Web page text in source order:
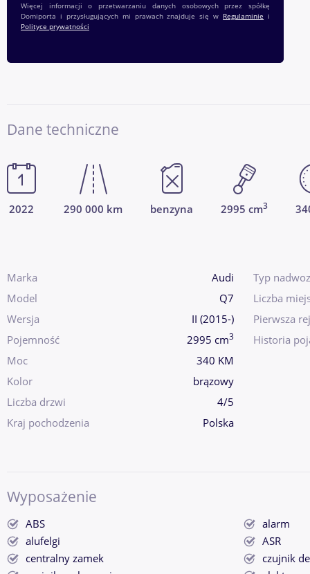
Więcej informacji o przetwarzaniu danych osobowych przez spółkę
Domiporta i przysługujących mi prawach znajduje się w Regulaminie i
Polityce prywatności
Dane techniczne
2022 290 000 km benzyna 2995 cm3
Marka
Audi
Model
Q7
Wersja
II (2015-)
Pojemność
2995 cm3
Moc
340 KM
Kolor
brązowy
Liczba drzwi
4/5
Kraj pochodzenia
Polska
Typ
Liczba
Pierwsza
Historia
Wyposażenie
ABS
alarm
alufelgi
ASR
centralny zamek
czujnik